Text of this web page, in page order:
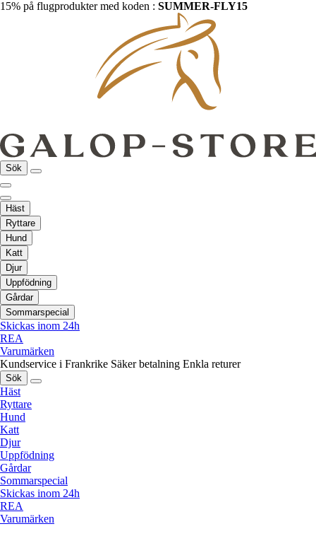
15% på flugprodukter med koden : SUMMER-FLY15
Sök
Häst
Ryttare
Hund
Katt
Djur
Uppfödning
Gårdar
Sommarspecial
Skickas inom 24h
REA
Varumärken
Kundservice i Frankrike Säker betalning Enkla returer
Sök
Häst
Ryttare
Hund
Katt
Djur
Uppfödning
Gårdar
Sommarspecial
Skickas inom 24h
REA
Varumärken